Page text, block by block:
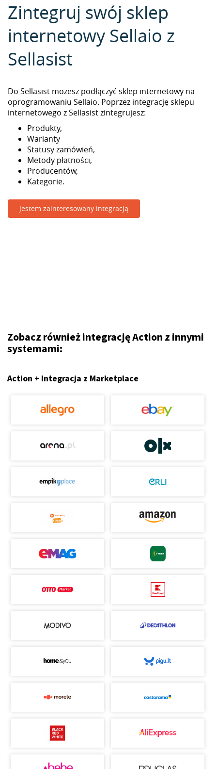
Zintegruj swój sklep
internetowy Sellaio z
Sellasist
Do Sellasist możesz podłączyć sklep internetowy na
oprogramowaniu Sellaio. Poprzez integrację sklepu
internetowego z Sellasist zintegrujesz:
Produkty,
Warianty
Statusy zamówień,
Metody płatności,
Producentów,
Kategorie.
Jestem zainteresowany integracją
Zobacz również integrację Action z innymi
systemami:
Action + Integracja z Marketplace